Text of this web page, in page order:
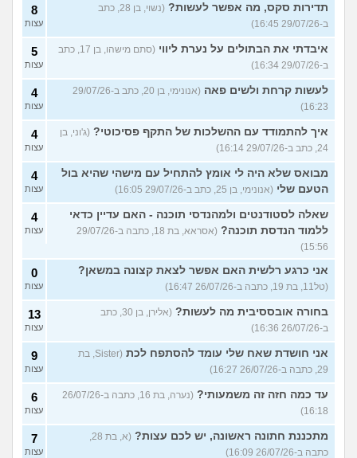
תדירות סקס, מה אפשר לעשות?
(נשוי, בן 28, כתב
ב-29/07/26 16:45)
8
עצות
איבדתי את הבתולים על נערת ליווי
(סתם מישהו, בן 17, כתב
ב-29/07/26 16:34)
5
עצות
לעשות קרחת ולשים פאה
(אנונימי, בן 20, כתב ב-29/07/26
16:23)
4
עצות
איך להתמודד עם ההשלכות של התקף פסיכוטי? (ג'וני, בן
24, כתב ב-29/07/26 16:14)
4
עצות
מבואס שלא היה לי אומץ להתחיל עם מישהי שהיא בול
הטעם שלי (אנונימי, בן 25, כתב ב-29/07/26 16:05)
4
עצות
שאלה לסטודנטים ולמהנדסי תוכנה - האם עדיין כדאי
ללמוד הנדסת תוכנה?
(אסראא, בת 18, כתבה ב-29/07/26
15:56)
4
עצות
אני כרגע רלשית האם אפשר לצאת קצונה במשאן?
(טל11, בת 19, כתבה ב-26/07/26 16:47)
0
עצות
בחורה אובססיבית מה לעשות?
(אלירן, בן 30, כתב
ב-26/07/26 16:36)
13
עצות
אני חושדת שאח שלי עומד להסתפח לכת
(Sister, בת
29, כתבה ב-26/07/26 16:27)
9
עצות
עד כמה חזה זה משמעותי?
(נערה, בת 16, כתבה ב-26/07/26
16:18)
6
עצות
מתכננת חתונה ראשונה, יש לכם עצות?
כתבה ב-26/07/26 16:09)
7
עצות